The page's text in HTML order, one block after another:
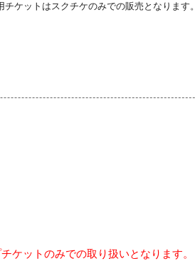
ケットはスクチケのみでの販売となります。
ケットのみでの取り扱いとなります。